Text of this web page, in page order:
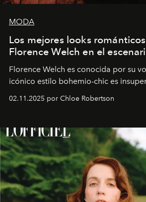
MODA
Los mejores looks
Florence Welch en el
Florence Welch es conocida por su
icónico estilo bohemio-chic es
02.11.2025 por Chloe Robertson